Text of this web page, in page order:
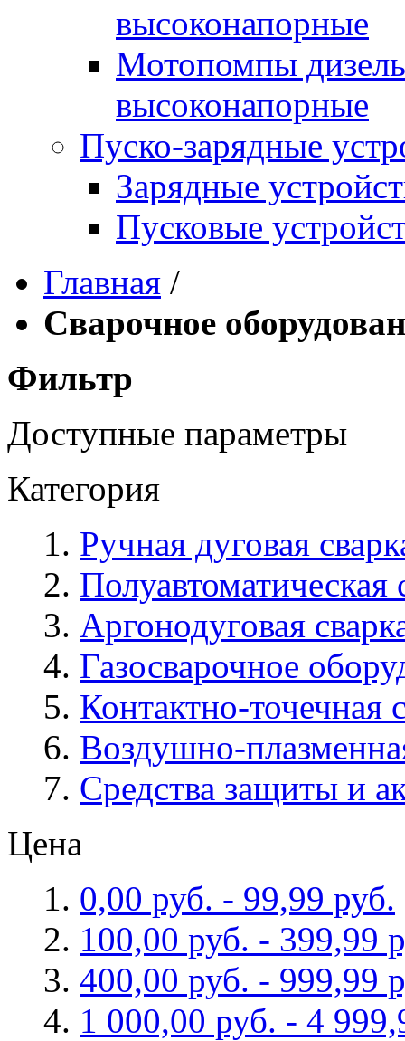
высоконапорные
Мотопомпы
высоконапорные
Пуско-зарядные
Зарядные
Пусковые
Главная /
Сварочное
Фильтр
Доступные параметры
Категория
Ручная дуговая
Аргонодуговая
Газосварочное
Контактно-точечная
Воздушно-
Средства защиты и
Цена
0,00 руб. - 99,99 руб.
100,00 руб. - 399,99
400,00 руб. - 999,99
1 000,00 руб. - 4